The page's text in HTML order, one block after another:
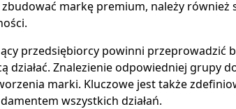
markę premium, należy również
przedsiębiorcy powinni przeprowadzić
działać. Znalezienie odpowiedniej grupy
marki. Kluczowe jest także
wszystkich działań.